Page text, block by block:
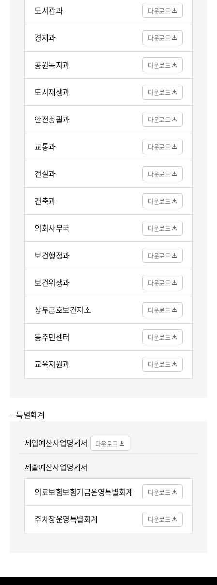
도서관과
경제과
공원녹지과
도시재생과
안전총괄과
교통과
건설과
건축과
의회사무국
보건행정과
보건위생과
상무금호보건지소
동주민센터
교육지원과
특별회계
세입예산사업명세서
세출예산사업명세서
의료보험보험기금운영특별회계
주차장운영특별회계